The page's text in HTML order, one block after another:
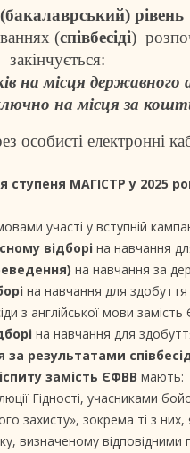
рівень
(співбесіді)
закінчується:
на місця державного
на місця за
особисті електронні
ступеня МАГІСТР у 2025
участі у вступній
відборіна навчання
на навчання за
на навчання для
з англійської мови
на навчання для
за результатами
замість ЄФВВ мають:
Гідності, учасниками
захисту», зокрема ті з
визначеному